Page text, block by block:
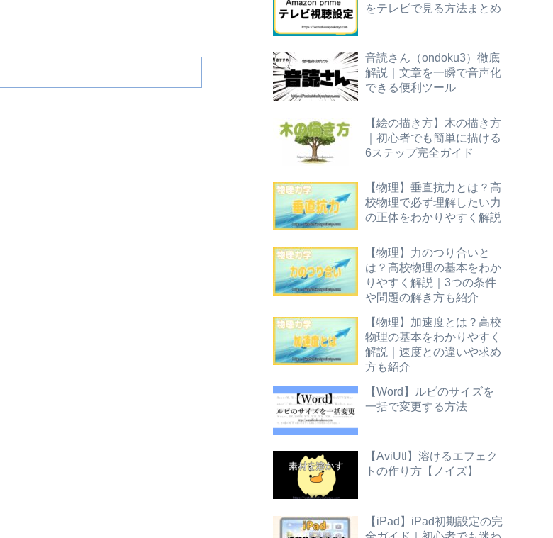
をテレビで見る方法まとめ
音読さん（ondoku3）徹底
解説｜文章を一瞬で音声化
できる便利ツール
【絵の描き方】木の描き方
｜初心者でも簡単に描ける
6ステップ完全ガイド
【物理】垂直抗力とは？高
校物理で必ず理解したい力
の正体をわかりやすく解説
【物理】力のつり合いと
は？高校物理の基本をわか
りやすく解説｜3つの条件
や問題の解き方も紹介
【物理】加速度とは？高校
物理の基本をわかりやすく
解説｜速度との違いや求め
方も紹介
【Word】ルビのサイズを
一括で変更する方法
【AviUtl】溶けるエフェク
トの作り方【ノイズ】
【iPad】iPad初期設定の完